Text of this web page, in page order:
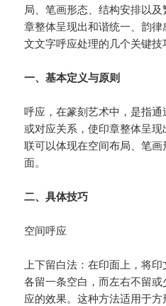
局、笔画形态、结构安排以
章整体呈现出和谐统一、韵
文文字呼应处理的几个关键技
一、基本定义与原则
呼应，在篆刻艺术中，是指
或对应关系，使印章整体呈
联可以体现在空间布局、笔
面。
二、具体技巧
空间呼应
上下留白法：在印面上，将
各留一条空白，而左右不留
应的效果。这种方法适用于方